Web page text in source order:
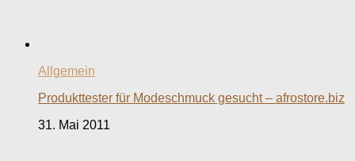
Allgemein
Produkttester für Modeschmuck gesucht – afrostore.biz
31. Mai 2011